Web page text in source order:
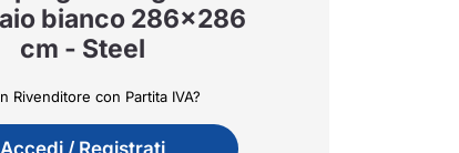
bianco 286x286
cm - Steel
Rivenditore con Partita IVA?
Accedi / Registrati